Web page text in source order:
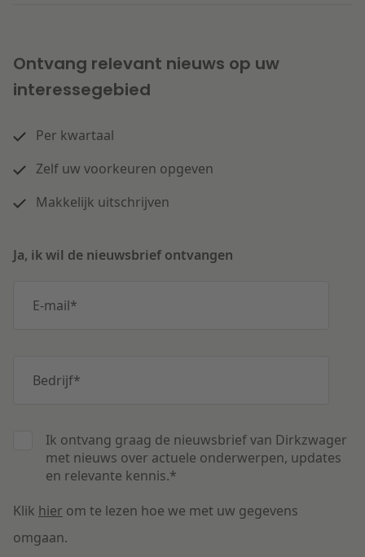
Ontvang relevant nieuws op uw
interessegebied
Per kwartaal
Zelf uw voorkeuren opgeven
Makkelijk uitschrijven
Ja, ik wil de nieuwsbrief ontvangen
E-mail*
Bedrijf*
Ik ontvang graag de nieuwsbrief van Dirkzwager
met nieuws over actuele onderwerpen, updates
en relevante kennis.*
Klik hier om te lezen hoe we met uw gegevens
omgaan.